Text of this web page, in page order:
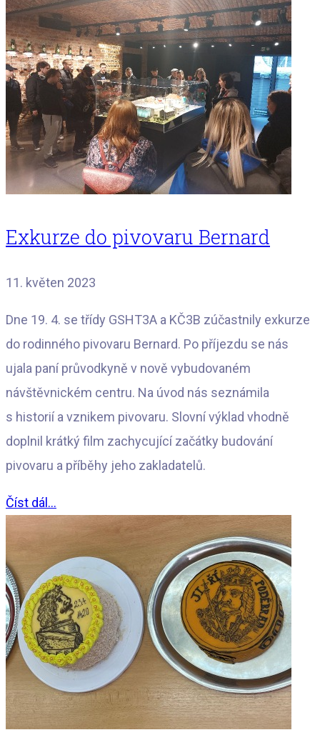
Exkurze do pivovaru Bernard
11. květen 2023
Dne 19. 4. se třídy GSHT3A a KČ3B zúčastnily exkurze
do rodinného pivovaru Bernard. Po příjezdu se nás
ujala paní průvodkyně v nově vybudovaném
návštěvnickém centru. Na úvod nás seznámila
s historií a vznikem pivovaru. Slovní výklad vhodně
doplnil krátký film zachycující začátky budování
pivovaru a příběhy jeho zakladatelů.
Číst dál...